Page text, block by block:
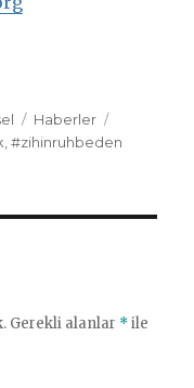
Kategoriler
Haberler
,#zihinruhbeden
Gerekli alanlar *ile